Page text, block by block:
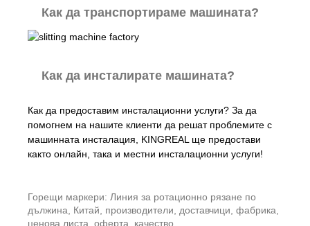
Как да транспортираме машината?
Как да инсталирате машината?
Как да предоставим инсталационни услуги? За да
помогнем на нашите клиенти да решат проблемите с
машинната инсталация, KINGREAL ще предостави
както онлайн, така и местни инсталационни услуги!
Горещи маркери: Линия за ротационно рязане по
дължина, Китай, производители, доставчици, фабрика,
ценова листа, оферта, качество